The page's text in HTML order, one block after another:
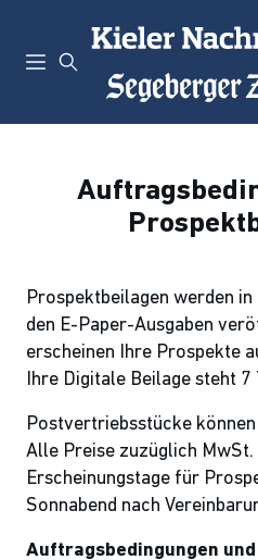
Prospektbeilagen werden
den E-Paper-Ausgaben
erscheinen Ihre Prospekte
Ihre Digitale Beilage steht 7
Postvertriebsstücke
Alle Preise zuzüglich MwSt.
Erscheinungstage für
Sonnabend nach
Auftragsbedingungen